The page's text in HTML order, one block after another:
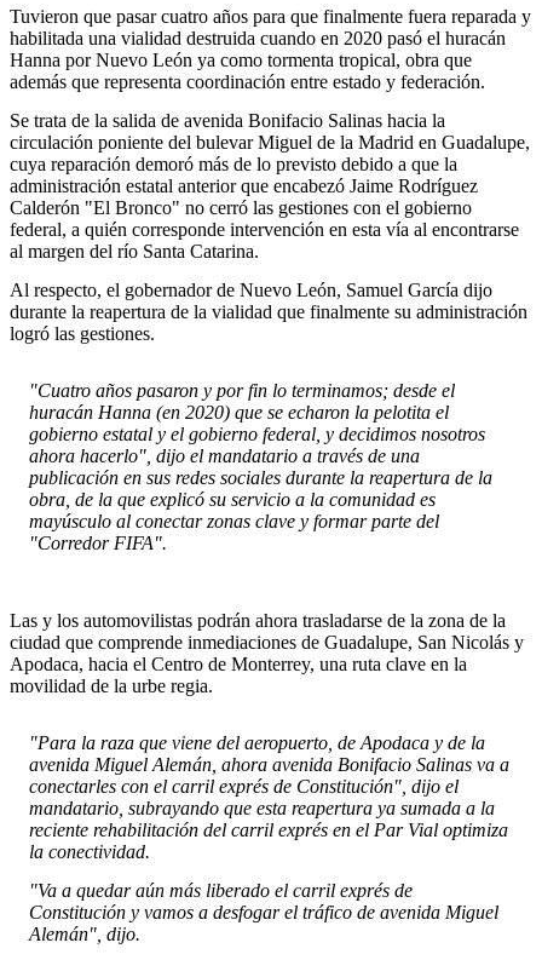
Tuvieron que pasar cuatro años para que finalmente fuera reparada y
habilitada una vialidad destruida cuando en 2020 pasó el huracán
Hanna por Nuevo León ya como tormenta tropical, obra que
además que representa coordinación entre estado y federación.
Se trata de la salida de avenida Bonifacio Salinas hacia la
circulación poniente del bulevar Miguel de la Madrid en Guadalupe,
cuya reparación demoró más de lo previsto debido a que la
administración estatal anterior que encabezó Jaime Rodríguez
Calderón "El Bronco" no cerró las gestiones con el gobierno
federal, a quién corresponde intervención en esta vía al encontrarse
al margen del río Santa Catarina.
Al respecto, el gobernador de Nuevo León, Samuel García dijo
durante la reapertura de la vialidad que finalmente su administración
logró las gestiones.
"Cuatro años pasaron y por fin lo terminamos; desde el
huracán Hanna (en 2020) que se echaron la pelotita el
gobierno estatal y el gobierno federal, y decidimos nosotros
ahora hacerlo", dijo el mandatario a través de una
publicación en sus redes sociales durante la reapertura de la
obra, de la que explicó su servicio a la comunidad es
mayúsculo al conectar zonas clave y formar parte del
"Corredor FIFA".
Las y los automovilistas podrán ahora trasladarse de la zona de la
ciudad que comprende inmediaciones de Guadalupe, San Nicolás y
Apodaca, hacia el Centro de Monterrey, una ruta clave en la
movilidad de la urbe regia.
"Para la raza que viene del aeropuerto, de Apodaca y de la
avenida Miguel Alemán, ahora avenida Bonifacio Salinas va a
conectarles con el carril exprés de Constitución", dijo el
mandatario, subrayando que esta reapertura ya sumada a la
reciente rehabilitación del carril exprés en el Par Vial optimiza
la conectividad.
"Va a quedar aún más liberado el carril exprés de
Constitución y vamos a desfogar el tráfico de avenida Miguel
Alemán", dijo.